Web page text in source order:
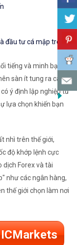
đầu tư cá mập trên
tiếng và minh bạch
sàn ít tung ra các
ý định lập nghiệp từ
lựa chọn khiến bạn
nhì trên thế giới,
độ khớp lệnh cực
dịch Forex và tài
như các ngân hàng,
thế giới chọn làm nơi